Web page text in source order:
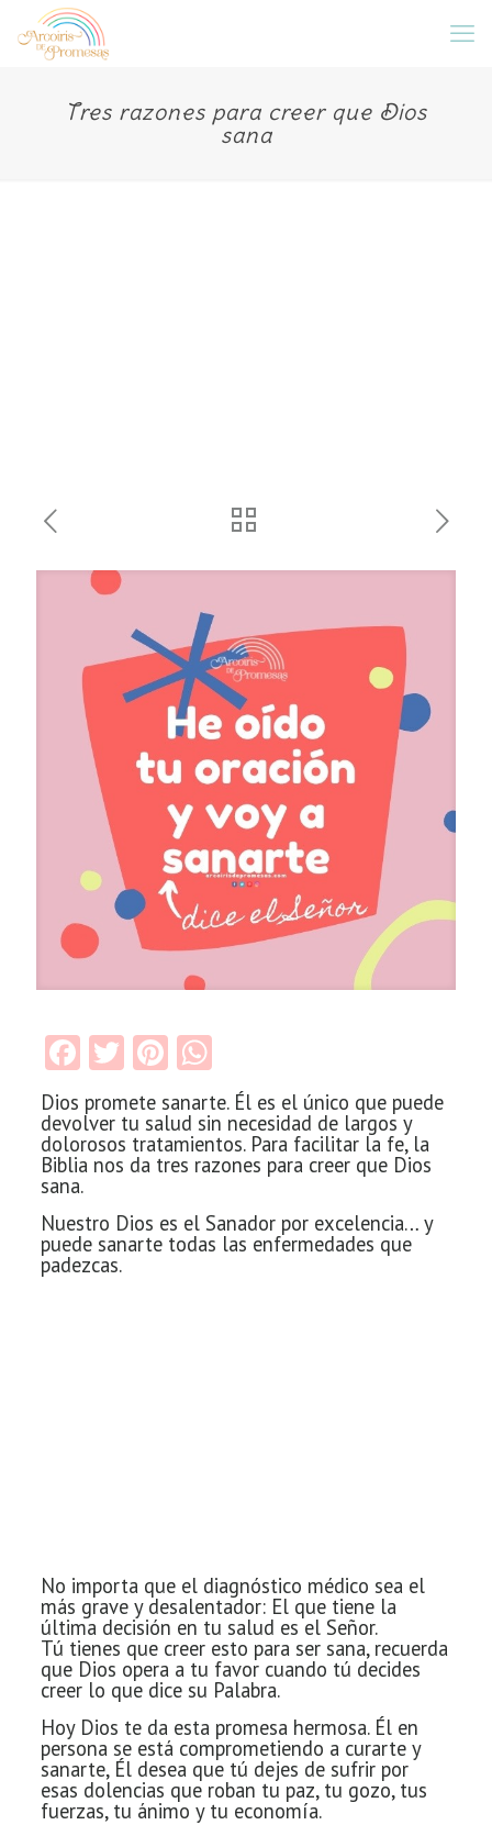
Tres razones para creer que Dios
sana
Facebook
TwitterPinterest
WhatsApp
Dios promete sanarte. Él es el único que puede
devolver tu salud sin necesidad de largos y
dolorosos tratamientos. Para facilitar la fe, la
Biblia nos da tres razones para creer que Dios
sana.
Nuestro Dios es el Sanador por excelencia… y
puede sanarte todas las enfermedades que
padezcas.
No importa que el diagnóstico médico sea el
más grave y desalentador: El que tiene la
última decisión en tu salud es el Señor.
Tú tienes que creer esto para ser sana, recuerda
que Dios opera a tu favor cuando tú decides
creer lo que dice su Palabra.
Hoy Dios te da esta promesa hermosa. Él en
persona se está comprometiendo a curarte y
sanarte, Él desea que tú dejes de sufrir por
esas dolencias que roban tu paz, tu gozo, tus
fuerzas, tu ánimo y tu economía.